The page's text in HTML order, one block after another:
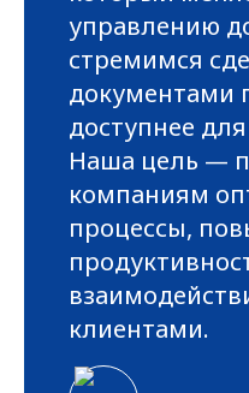
управлению
стремимся
документами
доступнее
Наша цель —
компаниям
процессы,
клиентами.